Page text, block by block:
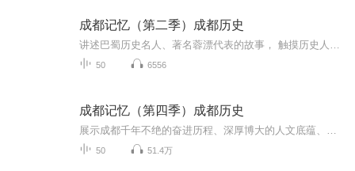
成都记忆（第二季）成都历史
50 6556
成都记忆（第四季）成都历史
50 51.4万